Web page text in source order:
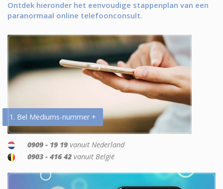
Ontdek hieronder het eenvoudige stappenplan van een
paranormaal online telefoonconsult.
1. Bel Mediums-nummer +
0909 - 19 19 vanuit Nederland
0903 - 416 42 vanuit België